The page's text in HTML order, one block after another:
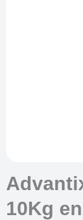
10Kg